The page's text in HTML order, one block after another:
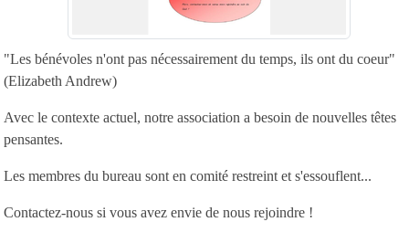
"Les bénévoles n'ont pas nécessairement du temps, ils ont du coeur"
(Elizabeth Andrew)
Avec le contexte actuel, notre association a besoin de nouvelles têtes
pensantes.
Les membres du bureau sont en comité restreint et s'essouflent...
Contactez-nous si vous avez envie de nous rejoindre !